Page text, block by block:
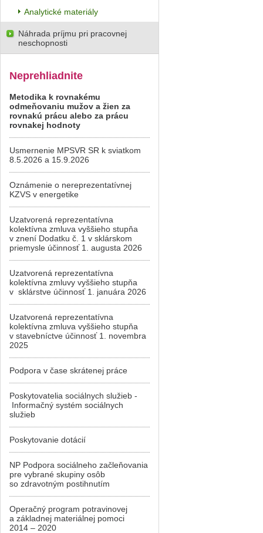
Analytické materiály
Náhrada príjmu pri pracovnej
neschopnosti
Neprehliadnite
Metodika k rovnakému
odmeňovaniu mužov a žien za
rovnakú prácu alebo za prácu
rovnakej hodnoty
Usmernenie MPSVR SR k sviatkom
8.5.2026 a 15.9.2026
Oznámenie o nereprezentatívnej
KZVS v energetike
Uzatvorená reprezentatívna
kolektívna zmluva vyššieho stupňa
v znení Dodatku č. 1 v sklárskom
priemysle účinnosť 1. augusta 2026
Uzatvorená reprezentatívna
kolektívna zmluvy vyššieho stupňa
v sklárstve účinnosť 1. januára 2026
Uzatvorená reprezentatívna
kolektívna zmluva vyššieho stupňa
v stavebníctve účinnosť 1. novembra
2025
Podpora v čase skrátenej práce
Poskytovatelia sociálnych služieb -
Informačný systém sociálnych
služieb
Poskytovanie dotácií
NP Podpora sociálneho začleňovania
pre vybrané skupiny osôb
so zdravotným postihnutím
Operačný program potravinovej
a základnej materiálnej pomoci
2014 – 2020